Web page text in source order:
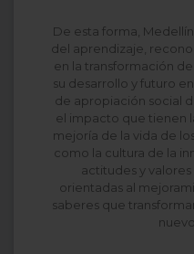
De esta forma,
del aprendizaje,
en la transformación
su desarrollo y futuro
de apropiación social
el impacto que tienen
mejoría de la vida de
como la cultura de la
actitudes y
orientadas al
saberes que